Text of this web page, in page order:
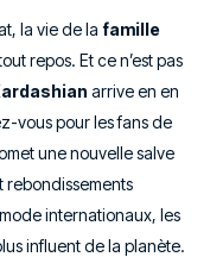
la vie de la famille
repos. Et ce n’est pas
arrive en en
vous pour les fans de
une nouvelle salve
rebondissements
internationaux, les
influent de la planète.